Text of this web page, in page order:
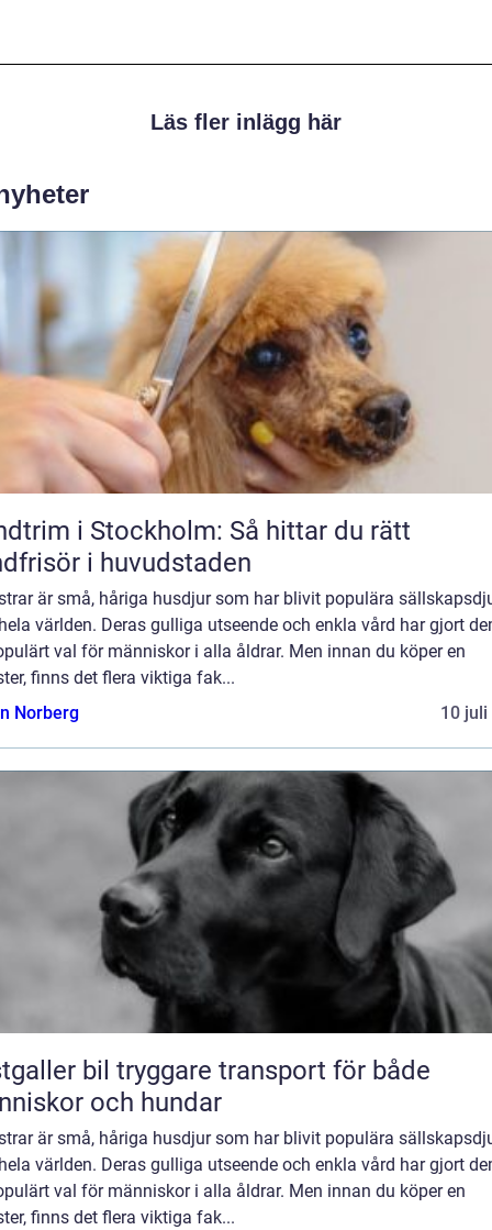
Läs fler inlägg här
i Stockholm: Så hittar du rätt
i huvudstaden
är små, håriga husdjur som har blivit populära
världen. Deras gulliga utseende och enkla vård har gjort
val för människor i alla åldrar. Men innan du köper en
finns det flera viktiga fak...
Norberg
10 juli
tryggare transport för både
och hundar
är små, håriga husdjur som har blivit populära
världen. Deras gulliga utseende och enkla vård har gjort
val för människor i alla åldrar. Men innan du köper en
finns det flera viktiga fak...